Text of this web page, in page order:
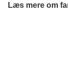
Læs mere om